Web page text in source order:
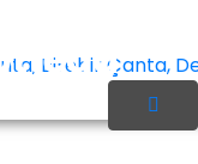
Birebir Çanta,